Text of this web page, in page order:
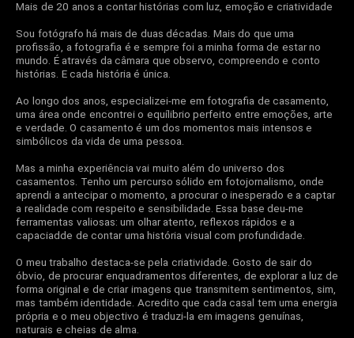
Mais de 20 anos a contar histórias com luz, emoção e criatividade
Sou fotógrafo há mais de duas décadas. Mais do que uma
profissão, a fotografia é e sempre foi a minha forma de estar no
mundo. É através da câmara que observo, compreendo e conto
histórias. E cada história é única.
Ao longo dos anos, especializei-me em fotografia de casamento,
uma área onde encontrei o equílibrio perfeito entre emoções, arte
e verdade. O casamento é um dos momentos mais intensos e
simbólicos da vida de uma pessoa.
Mas a minha experiência vai muito além do universo dos
casamentos. Tenho um percurso sólido em fotojornalismo, onde
aprendi a antecipar o momento, a procurar o inesperado e a captar
a realidade com respeito e sensibilidade. Essa base deu-me
ferramentas valiosas: um olhar atento, reflexos rápidos e a
capaciadde de contar uma história visual com profundidade.
O meu trabalho destaca-se pela criatividade. Gosto de sair do
óbvio, de procurar enquadramentos diferentes, de explorar a luz de
forma original e de criar imagens que transmitem sentimentos, sim,
mas também identidade. Acredito que cada casal tem uma energia
própria e o meu objectivo é traduzi-la em imagens genuínas,
naturais e cheias de alma.